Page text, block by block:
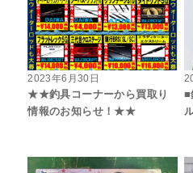
2023年6月30日
★★釣具コーナーから買取り
情報のお知らせ！★★
■